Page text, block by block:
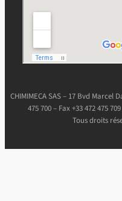
CHIMIMECA SAS – 17 Bvd Marcel
475 700 – Fax +33 472 475
Tous droits